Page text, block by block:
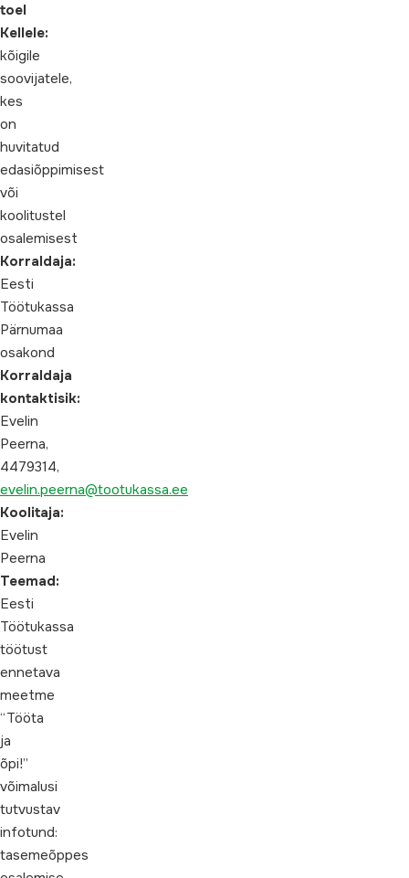
toel
Kellele:
kõigile
soovijatele,
kes
on
huvitatud
edasiõppimisest
või
koolitustel
osalemisest
Korraldaja:
Eesti
Töötukassa
Pärnumaa
osakond
Korraldaja
kontaktisik:
Evelin
Peerna,
4479314,
evelin.peerna@tootukassa.ee
Koolitaja:
Evelin
Peerna
Teemad:
Eesti
Töötukassa
töötust
ennetava
meetme
“Tööta
ja
õpi!”
võimalusi
tutvustav
infotund:
tasemeõppes